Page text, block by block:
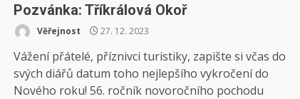
Pozvánka: Tříkrálová Okoř
Věřejnost 27. 12. 2023
Vážení přátelé, příznivci turistiky, zapište si včas do
svých diářů datum toho nejlepšího vykročení do
Nového roku! 56. ročník novoročního pochodu